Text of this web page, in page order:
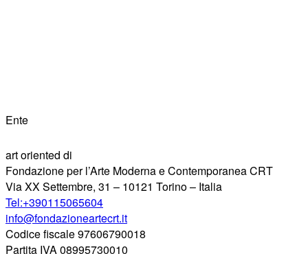
Ente
art oriented di
Fondazione per l’Arte Moderna e Contemporanea CRT
Via XX Settembre, 31 – 10121 Torino – Italia
Tel:+390115065604
info@fondazioneartecrt.it
Codice fiscale 97606790018
Partita IVA 08995730010